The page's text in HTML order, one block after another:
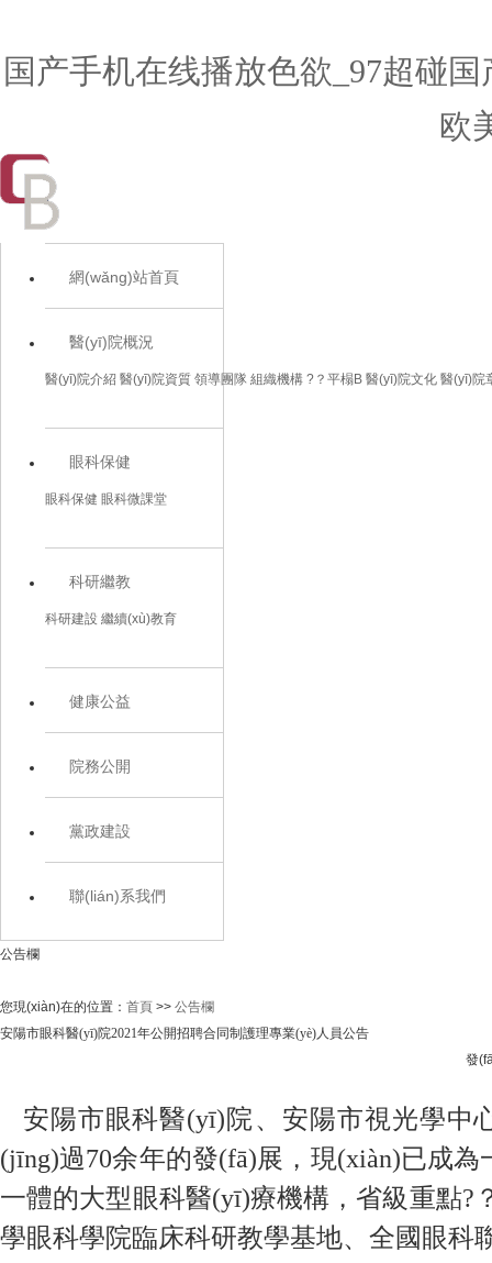
国产手机在线播放色欲_97超碰
欧
網(wǎng)站首頁
醫(yī)院概況
醫(yī)院介紹 醫(yī)院資質 領導團隊 組織機構 ?？平榻B 醫(yī)院文化 醫(yī)院
眼科保健
眼科保健 眼科微課堂
科研繼教
科研建設 繼續(xù)教育
健康公益
院務公開
黨政建設
聯(lián)系我們
公告欄
您現(xiàn)在的位置： 首頁 >> 公告欄
安陽市眼科醫(yī)院2021年公開招聘合同制護理專業(yè)人員公告
發
安陽市眼科醫(yī)院、安陽市視光學
(jīng)過70余年的發(fā)展，現(xiàn)已成
一體的大型眼科醫(yī)療機構，省級重點?？
學眼科學院臨床科研教學基地、全國眼